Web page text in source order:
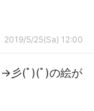
2019/5/25(Sa) 12:00
→彡(ﾟ)(ﾟ)の絵が